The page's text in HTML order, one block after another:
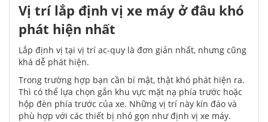
Vị trí lắp định vị xe máy ở đâu khó
phát hiện nhất
Lắp định vị tại vị trí ac-quy là đơn giản nhất, nhưng cũng
khá dễ phát hiện.
Trong trường hợp bạn cần bí mật, thật khó phát hiện ra.
Thì có thể lựa chọn gắn khu vực mặt nạ phía trước hoặc
hộp đèn phía trước của xe. Những vị trí này kín đáo và
phù hợp với các thiết bị nhỏ gọn như định vị xe máy.